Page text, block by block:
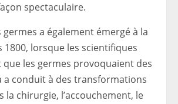
spectaculaire.
germes a également émergé à la
1800, lorsque les scientifiques
les germes provoquaient des
a conduit à des transformations
la chirurgie, l’accouchement, le